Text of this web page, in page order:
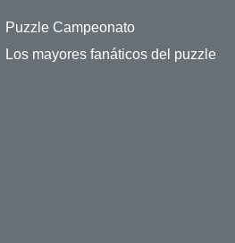
Puzzle Campeonato
Los mayores fanáticos del puzzle